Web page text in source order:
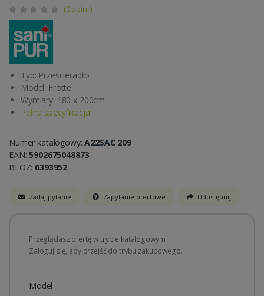
(0 opinii)
Typ: Prześcieradło
Model: Frotte
Wymiary: 180 x 200cm
Pełna specyfikacja
Numer katalogowy:A22SAC 209
EAN:5902675048873
BLOZ: 6393952
Zadaj pytanie Zapytanie ofertowe Udostępnij
Przeglądasz ofertę w trybie katalogowym.
Zaloguj się, aby przejść do trybu zakupowego.
Model